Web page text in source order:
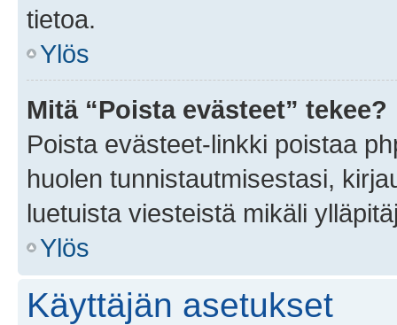
tietoa.
Ylös
Mitä “Poista evästeet” tekee?
Poista evästeet-linkki poistaa
huolen tunnistautmisestasi,
luetuista viesteistä mikäli
Ylös
Käyttäjän asetukset